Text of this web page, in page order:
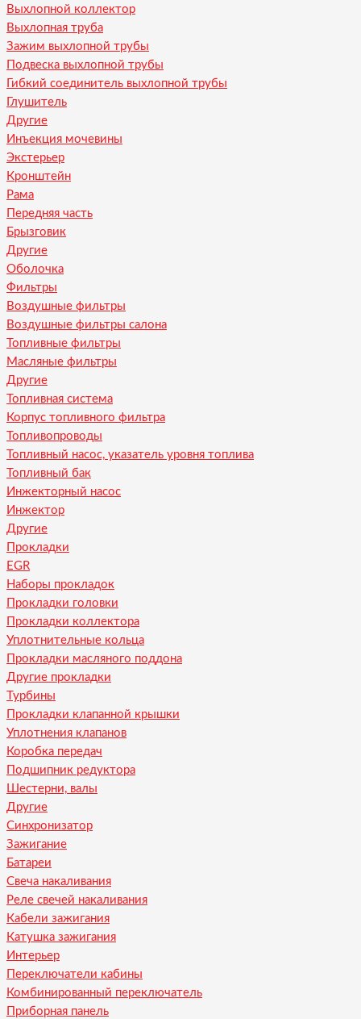
Выхлопной коллектор
Выхлопная труба
Зажим выхлопной трубы
Подвеска выхлопной трубы
Гибкий соединитель выхлопной трубы
Глушитель
Другие
Инъекция мочевины
Экстерьер
Кронштейн
Рама
Передняя часть
Брызговик
Другие
Оболочка
Фильтры
Воздушные фильтры
Воздушные фильтры салона
Топливные фильтры
Масляные фильтры
Другие
Топливная система
Корпус топливного фильтра
Топливопроводы
Топливный насос, указатель уровня топлива
Топливный бак
Инжекторный насос
Инжектор
Другие
Прокладки
EGR
Наборы прокладок
Прокладки головки
Прокладки коллектора
Уплотнительные кольца
Прокладки масляного поддона
Другие прокладки
Турбины
Прокладки клапанной крышки
Уплотнения клапанов
Коробка передач
Подшипник редуктора
Шестерни, валы
Другие
Синхронизатор
Зажигание
Батареи
Свеча накаливания
Реле свечей накаливания
Кабели зажигания
Катушка зажигания
Интерьер
Переключатели кабины
Комбинированный переключатель
Приборная панель